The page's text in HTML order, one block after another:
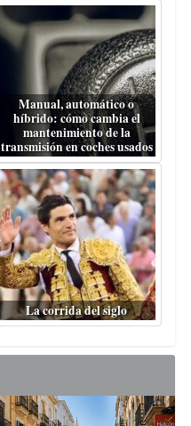
Manual, automático o
híbrido: cómo cambia el
mantenimiento de la
transmisión en coches usados
La corrida del siglo